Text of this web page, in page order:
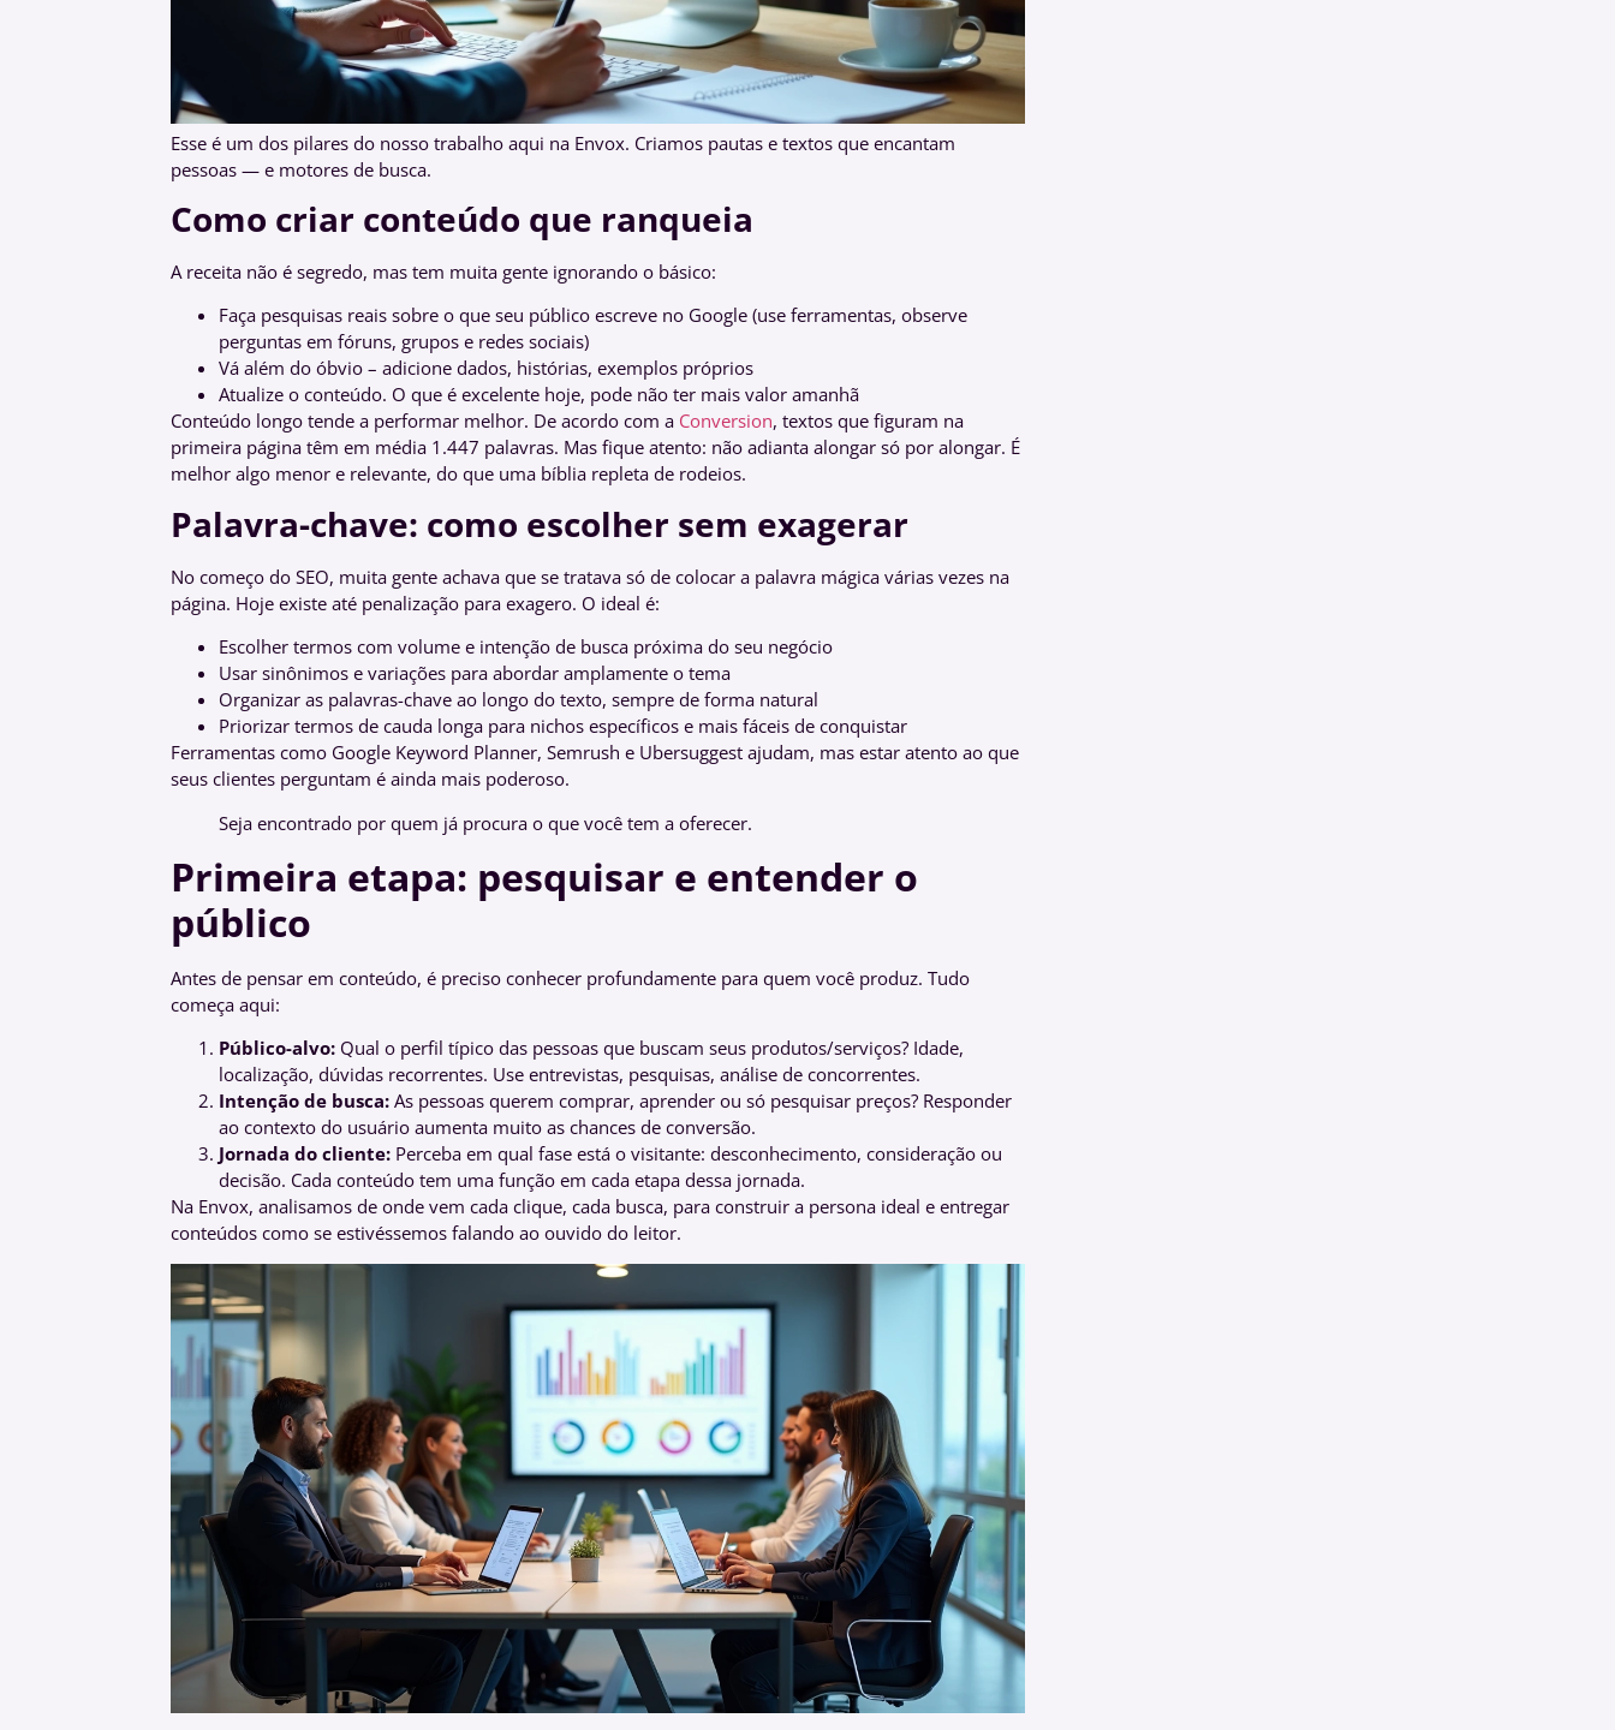
Esse é um dos pilares do nosso trabalho aqui na Envox. Criamos pautas e textos que encantam
pessoas — e motores de busca.
Como criar conteúdo que ranqueia
A receita não é segredo, mas tem muita gente ignorando o básico:
Faça pesquisas reais sobre o que seu público escreve no Google (use ferramentas, observe
perguntas em fóruns, grupos e redes sociais)
Vá além do óbvio – adicione dados, histórias, exemplos próprios
Atualize o conteúdo. O que é excelente hoje, pode não ter mais valor amanhã
Conteúdo longo tende a performar melhor. De acordo com a Conversion, textos que figuram na
primeira página têm em média 1.447 palavras. Mas fique atento: não adianta alongar só por alongar. É
melhor algo menor e relevante, do que uma bíblia repleta de rodeios.
Palavra-chave: como escolher sem exagerar
No começo do SEO, muita gente achava que se tratava só de colocar a palavra mágica várias vezes na
página. Hoje existe até penalização para exagero. O ideal é:
Escolher termos com volume e intenção de busca próxima do seu negócio
Usar sinônimos e variações para abordar amplamente o tema
Organizar as palavras-chave ao longo do texto, sempre de forma natural
Priorizar termos de cauda longa para nichos específicos e mais fáceis de conquistar
Ferramentas como Google Keyword Planner, Semrush e Ubersuggest ajudam, mas estar atento ao que
seus clientes perguntam é ainda mais poderoso.
Seja encontrado por quem já procura o que você tem a oferecer.
Primeira etapa: pesquisar e entender o
público
Antes de pensar em conteúdo, é preciso conhecer profundamente para quem você produz. Tudo
começa aqui:
Público-alvo: Qual o perfil típico das pessoas que buscam seus produtos/serviços? Idade,
localização, dúvidas recorrentes. Use entrevistas, pesquisas, análise de concorrentes.
Intenção de busca: As pessoas querem comprar, aprender ou só pesquisar preços? Responder
ao contexto do usuário aumenta muito as chances de conversão.
Jornada do cliente: Perceba em qual fase está o visitante: desconhecimento, consideração ou
decisão. Cada conteúdo tem uma função em cada etapa dessa jornada.
Na Envox, analisamos de onde vem cada clique, cada busca, para construir a persona ideal e entregar
conteúdos como se estivéssemos falando ao ouvido do leitor.